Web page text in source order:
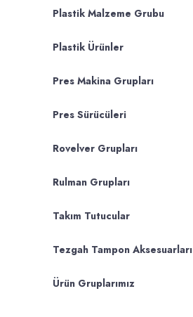
Plastik Malzeme Grubu
Plastik Ürünler
Pres Makina Grupları
Pres Sürücüleri
Rovelver Grupları
Rulman Grupları
Takım Tutucular
Tezgah Tampon Aksesuarları
Ürün Gruplarımız